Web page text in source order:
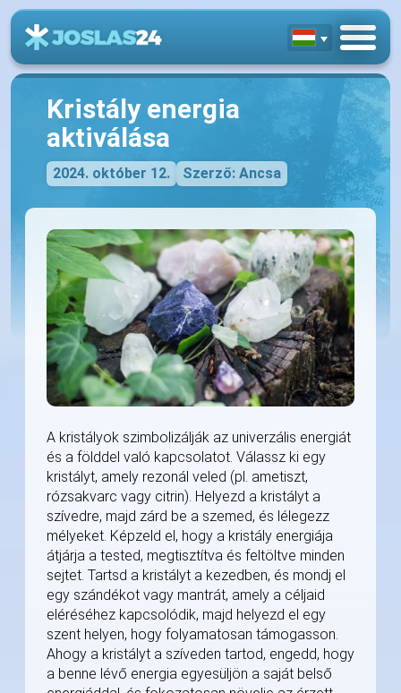
Kristály energia
aktiválása
2024. október 12. Szerző: Ancsa
A kristályok szimbolizálják az univerzális energiát
és a földdel való kapcsolatot. Válassz ki egy
kristályt, amely rezonál veled (pl. ametiszt,
rózsakvarc vagy citrin). Helyezd a kristályt a
szívedre, majd zárd be a szemed, és lélegezz
mélyeket. Képzeld el, hogy a kristály energiája
átjárja a tested, megtisztítva és feltöltve minden
sejtet. Tartsd a kristályt a kezedben, és mondj el
egy szándékot vagy mantrát, amely a céljaid
eléréséhez kapcsolódik, majd helyezd el egy
szent helyen, hogy folyamatosan támogasson.
Ahogy a kristályt a szíveden tartod, engedd, hogy
a benne lévő energia egyesüljön a saját belső